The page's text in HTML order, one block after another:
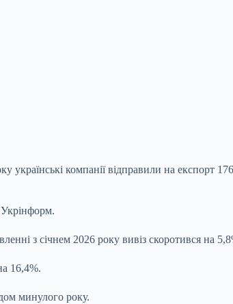
компанії відправили на експорт
з січнем 2026 року вивіз скоротився на
16,4%.
минулого року.